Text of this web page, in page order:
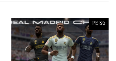
PES6